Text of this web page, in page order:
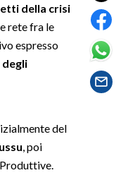
della crisi
rete fra le
espresso
degli
del
, poi